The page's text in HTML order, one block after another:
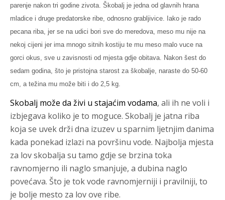
parenje nakon tri godine zivota. Škobalj je jedna od glavnih hrana
mladice i druge predatorske ribe, odnosno grabljivice. Iako je rado
pecana riba, jer se na udici bori sve do meredova, meso mu nije na
nekoj cijeni jer ima mnogo sitnih kostiju te mu meso malo vuce na
gorci okus, sve u zavisnosti od mjesta gdje obitava. Nakon šest do
sedam godina, što je pristojna starost za škobalje, naraste do 50-60
cm, a težina mu može biti i do 2,5 kg.
Skobalj može da živi u stajaćim vodama, ali ih ne voli i
izbjegava koliko je to moguce. Skobalj je jatna riba
koja se uvek drži dna izuzev u sparnim ljetnjim danima
kada ponekad izlazi na površinu vode. Najbolja mjesta
za lov skobalja su tamo gdje se brzina toka
ravnomjerno ili naglo smanjuje, a dubina naglo
povećava. Što je tok vode ravnomjerniji i pravilniji, to
je bolje mesto za lov ove ribe.